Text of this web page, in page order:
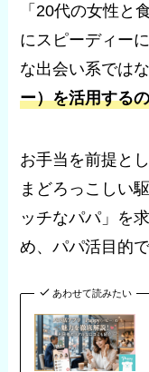
「20代の女性と
にスピーディー
な出会い系では
ー）を活用する
お手当を前提と
まどろっこしい
ッチなパパ」を
め、パパ活目的
あわせて読みたい